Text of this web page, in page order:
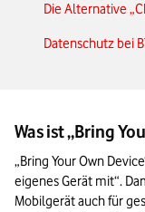
Die Alternative
Datenschutz bei
Was ist „Bring
„Bring Your Own
eigenes Gerät mit“.
Mobilgerät auch für